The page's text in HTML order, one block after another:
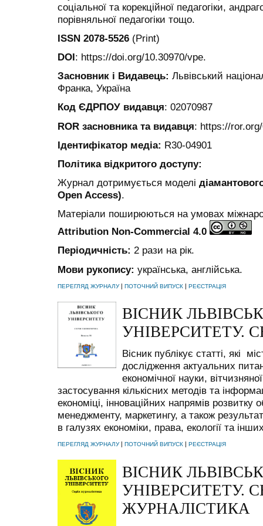
соціальної та корекційної педагогіки,
порівняльної педагогіки тощо.
ISSN 2078-5526 (Print)
DOI: https://doi.org/10.30970/vpe.
Засновник і Видавець: Львівський
Франка, Україна
Код ЄДРПОУ видавця: 02070987
ROR засновника та видавця: https://
Ідентифікатор медіа: R30-04901
Політика відкритого доступу:
Журнал дотримується моделі
Open Access).
Матеріали поширюються на умовах
Attribution Non-Commercial 4.0
Періодичність: 2 рази на рік.
Мови рукопису: українська, англійська.
ПЕРЕГЛЯД ЖУРНАЛУ| ПОТОЧНИЙ ВИПУСК | РЕЄСТРАЦІЯ
ВІСНИК
УНІВЕРСИТЕТУ.
Вісник публікує статті, які
дослідження актуальних
економічної науки,
застосування кількісних методів та
економіці, інноваційних напрямів розвитку
менеджменту, маркетингу, а також
в галузях економіки, права, екології та
ПЕРЕГЛЯД ЖУРНАЛУ| ПОТОЧНИЙ ВИПУСК РЕЄСТРАЦІЯ
ВІСНИК
УНІВЕРСИТЕТУ.
ЖУРНАЛІСТИКА